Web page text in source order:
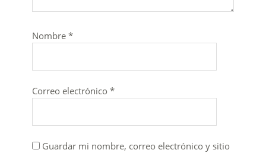
Nombre *
Correo electrónico *
Guardar mi nombre, correo electrónico y sitio